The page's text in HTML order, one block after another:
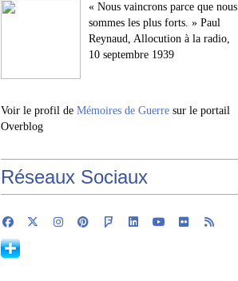
« Nous vaincrons parce que nous
sommes les plus forts. » Paul
Reynaud, Allocution à la radio,
10 septembre 1939
Voir le profil de Mémoires de Guerre sur le portail
Overblog
Réseaux Sociaux